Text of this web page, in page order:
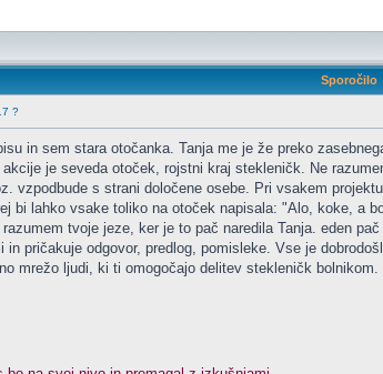
Sporočilo
?
in sem stara otočanka. Tanja me je že preko
je seveda otoček, rojstni kraj stekleničk. Ne
vzpodbude s strani določene osebe. Pri vsakem
bi lahko vsake toliko na otoček napisala: "Alo, koke, a
tvoje jeze, ker je to pač naredila Tanja. eden
pričakuje odgovor, predlog, pomisleke. Vse je
mrežo ljudi, ki ti omogočajo delitev stekleničk